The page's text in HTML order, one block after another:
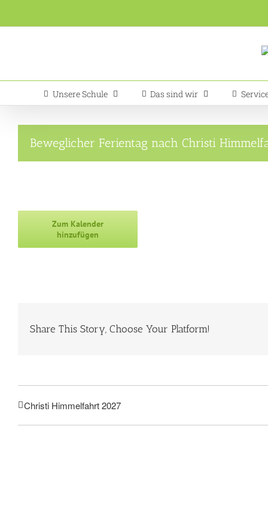
Inhalt
Unsere Schule Das sind wir
Beweglicher Ferientag nach Christi
Zum Kalender
hinzufügen
Share This Story, Choose Your Platform!
Christi Himmelfahrt 2027